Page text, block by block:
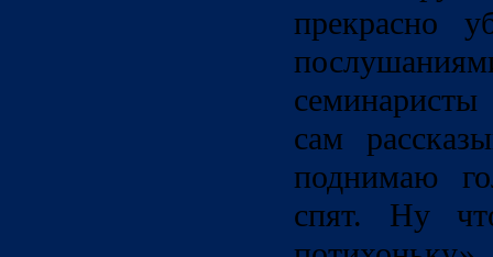
прекрасно
сам
поднимаю
спят. Ну